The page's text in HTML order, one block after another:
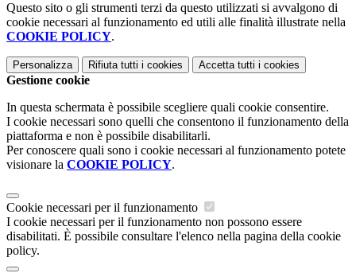
Questo sito o gli strumenti terzi da questo utilizzati si avvalgono di
cookie necessari al funzionamento ed utili alle finalità illustrate nella
COOKIE POLICY.
Personalizza Rifiuta tutti i cookies Accetta tutti i cookies
Gestione cookie
In questa schermata è possibile scegliere quali cookie consentire.
I cookie necessari sono quelli che consentono il funzionamento della
piattaforma e non è possibile disabilitarli.
Per conoscere quali sono i cookie necessari al funzionamento potete
visionare la COOKIE POLICY.
Cookie necessari per il funzionamento
I cookie necessari per il funzionamento non possono essere
disabilitati. È possibile consultare l'elenco nella pagina della cookie
policy.